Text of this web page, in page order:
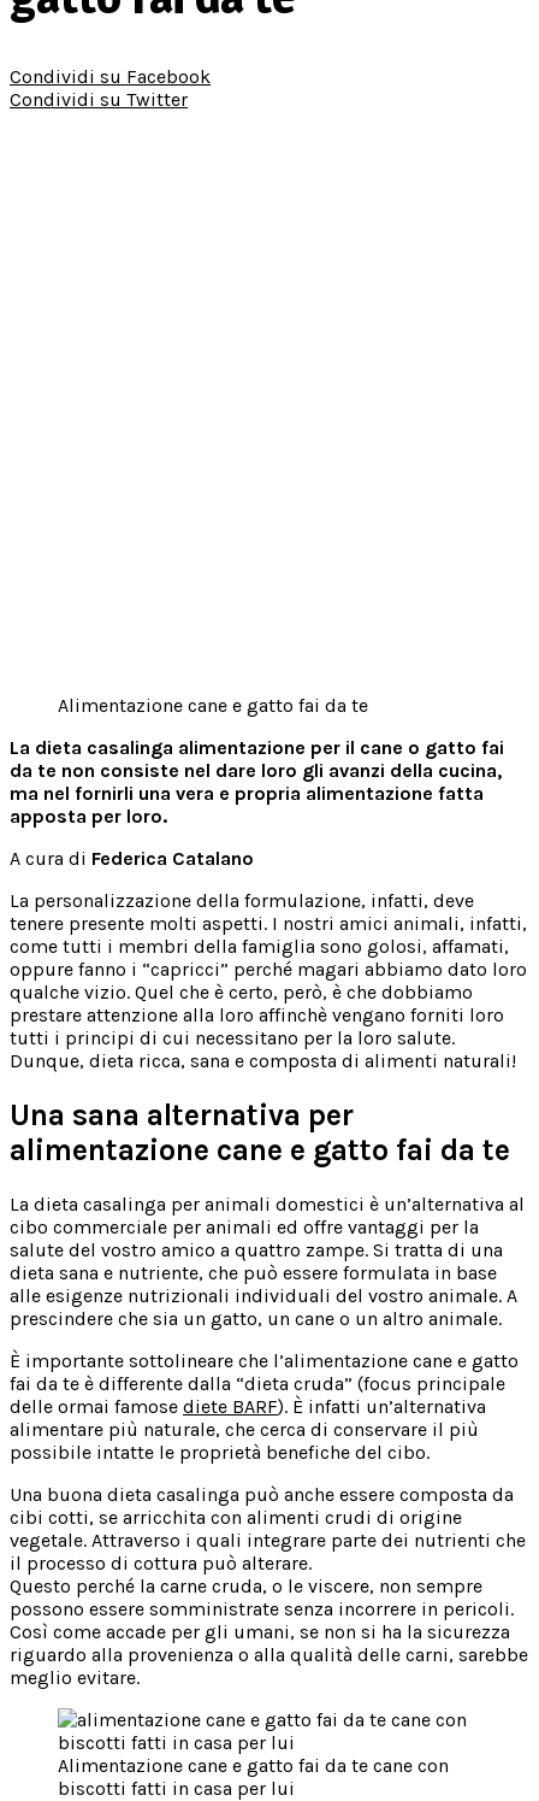
Condividi su Facebook
Condividi su Twitter
Alimentazione cane e gatto fai da te
La dieta casalinga alimentazione per il cane o gatto fai
da te non consiste nel dare loro gli avanzi della cucina,
ma nel fornirli una vera e propria alimentazione fatta
apposta per loro.
A cura di Federica Catalano
La personalizzazione della formulazione, infatti, deve
tenere presente molti aspetti. I nostri amici animali, infatti,
come tutti i membri della famiglia sono golosi, affamati,
oppure fanno i “capricci” perché magari abbiamo dato loro
qualche vizio. Quel che è certo, però, è che dobbiamo
prestare attenzione alla loro affinchè vengano forniti loro
tutti i principi di cui necessitano per la loro salute.
Dunque, dieta ricca, sana e composta di alimenti naturali!
Una sana alternativa per
alimentazione cane e gatto fai da te
La dieta casalinga per animali domestici è un’alternativa al
cibo commerciale per animali ed offre vantaggi per la
salute del vostro amico a quattro zampe. Si tratta di una
dieta sana e nutriente, che può essere formulata in base
alle esigenze nutrizionali individuali del vostro animale. A
prescindere che sia un gatto, un cane o un altro animale.
È importante sottolineare che l’alimentazione cane e gatto
fai da te è differente dalla “dieta cruda” (focus principale
delle ormai famose diete BARF). È infatti un’alternativa
alimentare più naturale, che cerca di conservare il più
possibile intatte le proprietà benefiche del cibo.
Una buona dieta casalinga può anche essere composta da
cibi cotti, se arricchita con alimenti crudi di origine
vegetale. Attraverso i quali integrare parte dei nutrienti che
il processo di cottura può alterare.
Questo perché la carne cruda, o le viscere, non sempre
possono essere somministrate senza incorrere in pericoli.
Così come accade per gli umani, se non si ha la sicurezza
riguardo alla provenienza o alla qualità delle carni, sarebbe
meglio evitare.
Alimentazione cane e gatto fai da te cane con
biscotti fatti in casa per lui